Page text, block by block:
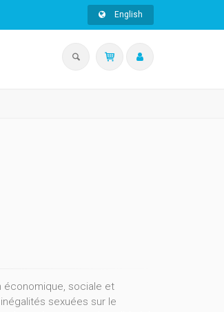
English
économique, sociale et
sexuées sur le